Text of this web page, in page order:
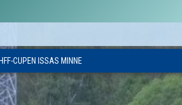
CUPEN ISSAS MINNE